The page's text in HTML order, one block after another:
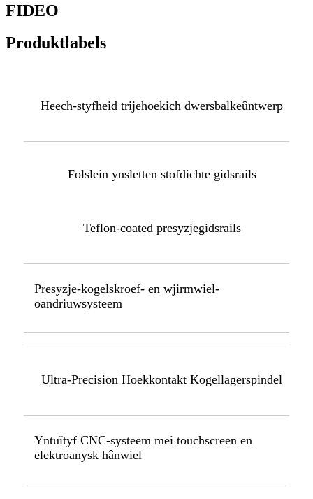
FIDEO
Produktlabels
Heech-styfheid trijehoekich dwersbalkeûntwerp
Folslein ynsletten stofdichte gidsrails
Teflon-coated presyzjegidsrails
Presyzje-kogelskroef- en wjirmwiel-
oandriuwsysteem
Ultra-Precision Hoekkontakt Kogellagerspindel
Yntuïtyf CNC-systeem mei touchscreen en
elektroanysk hânwiel